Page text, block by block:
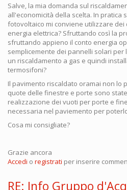
Salve, la mia domanda sul
all'economicità della scelta. In pratica
fotovoltaico mi conviene utilizzare
energia elettrica? Sfruttando così la
sfruttando appieno il conto energia
semplicemente dei pannelli solari per
un riscaldamento a gas e quindi
termosifoni?
Il pavimento riscaldato oramai non lo
quote delle finestre e porte sono
realizzazione dei vuoti per porte e
necessaria nel paviemento per
Cosa mi consigliate?
Grazie ancora
Accedi o registrati per inserire
RE: Info Gruppo